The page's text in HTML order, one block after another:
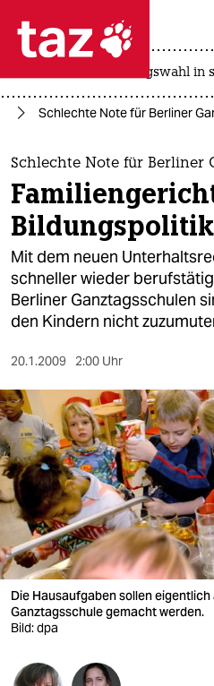
 taz zahl
taz zahl ich
themen
politik
öko
gesellschaft
kultur
sport
berlin
nord
wahrheit
verlag
verlag
veranstaltungen
shop
fragen & hilfe
landtagswahl in
Schlechte Note für Berliner
Schlechte Note für Berliner
Bildungspolitik
Mit dem neuen
schneller wieder
Berliner Ganztagsschulen
den Kindern nicht
20.1.2009 2:00 Uhr
Die Hausaufgaben sollen
Ganztagsschule gemacht werden.
Bild: dpa